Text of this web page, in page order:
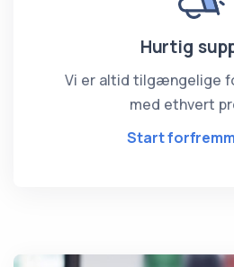
Hurtig
Vi er altid tilgængelige
med ethvert
Start